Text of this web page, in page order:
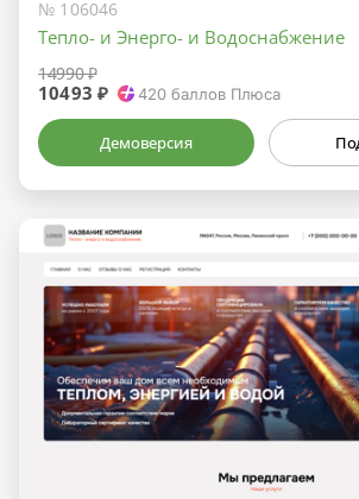
№ 106046
Тепло- и Энерго- и Водоснабжение
14990 ₽
10493 ₽ 420 баллов Плюса
Демоверсия